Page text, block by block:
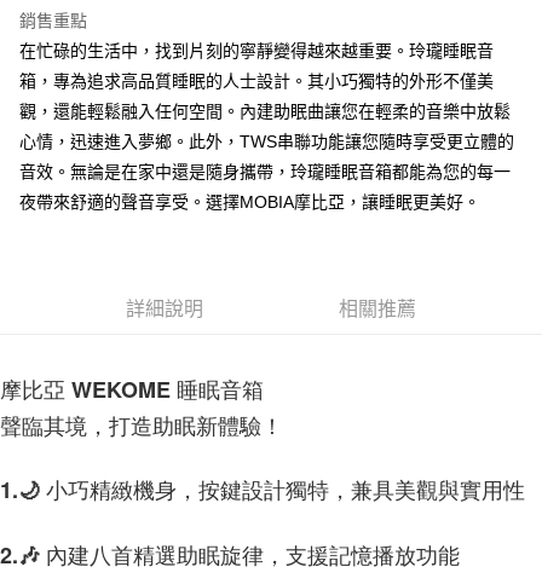
街口支付
悠遊付
AFTEE先享後付
相關說明
【關於「AFTEE先享後付」】
AFTEE先享後付是「在收到商品之後才付款」的支付方式。 讓您購物簡單
３．安心：先確認商品／服務後，再付款。
結帳頁面，進行簡訊認證並確認金額後，即可完成結帳。
３．收到繳費通知簡訊後14天內，點擊此簡訊中的連結，可透過四大超商／
購買商品的店家。未經商家同意取消之訂單仍視為有效，需透過AFTEE先享
是否繳費成功／繳費後需取消欲退款等相關疑問，請聯繫「AFTEE先享後付
ATM付款
付款後全家取貨
付款後7-11取貨
每筆NT$60，滿NT$999(含以上)免運費
每筆NT$100，滿NT$999(含以上)免運費
每筆NT$200，滿NT$1,500(含以上)免運費
銷售重點
在忙碌的生活中，找到片刻的寧靜變得越來越重要。玲瓏睡眠音
箱，專為追求高品質睡眠的人士設計。其小巧獨特的外形不僅美
觀，還能輕鬆融入任何空間。內建助眠曲讓您在輕柔的音樂中放鬆
心情，迅速進入夢鄉。此外，TWS串聯功能讓您隨時享受更立體的
音效。無論是在家中還是隨身攜帶，玲瓏睡眠音箱都能為您的每一
夜帶來舒適的聲音享受。選擇MOBIA摩比亞，讓睡眠更美好。
詳細說明 相關推薦
摩比亞 WEKOME 睡眠音箱
聲臨其境，打造助眠新體驗！
1.🌙 小巧精緻機身，按鍵設計獨特，兼具美觀與實用性
2.🎶 內建八首精選助眠旋律，支援記憶播放功能